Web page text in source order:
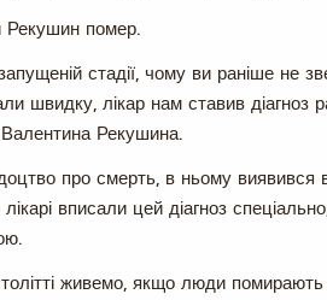
Рекушин помер.
стадії, чому ви раніше
швидку, лікар нам ставив діагноз
Рекушина.
про смерть, в ньому виявився
вписали цей діагноз
живемо, якщо люди помирають